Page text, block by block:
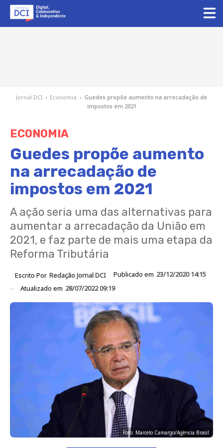
Jornal DCI › Economia › Guedes propõe aumento na arrecadação de
impostos em 2021
ECONOMIA
Guedes propõe aumento
na arrecadação de
impostos em 2021
A ação seria uma das alternativas para
aumentar a arrecadação da União em
2021, e faz parte de mais uma etapa da
Reforma Tributária
Escrito Por Redação Jornal DCI Publicado em 23/12/2020 14:15
Atualizado em 28/07/2022 09:19
Foto: Marcelo Camargo/Agência Brasil